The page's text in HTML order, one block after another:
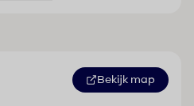
Bekijk map